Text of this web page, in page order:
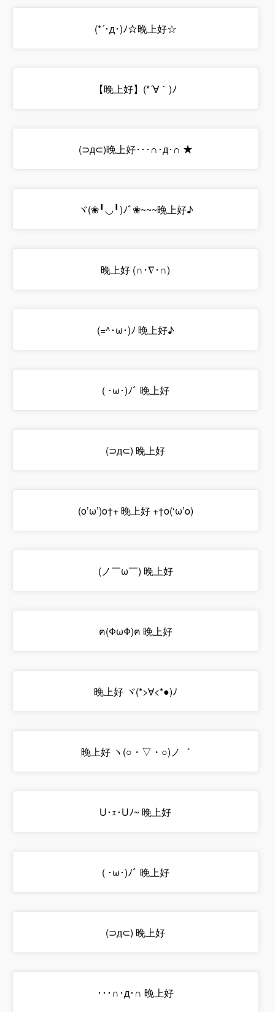
(*´･д･)ﾉ☆晚上好☆
【晚上好】(*´∀｀)ﾉ
(⊃д⊂)晚上好･･･∩･д･∩ ★
ヾ(❀╹◡╹)ﾉﾞ❀~~~晚上好♪
晚上好 (∩･∇･∩)
(=^･ω･)ﾉ 晚上好♪
( ･ω･)ﾉﾞ 晚上好
(⊃д⊂) 晚上好
(o’ω’)o†+ 晚上好 +†o(‘ω’o)
(ノ￣ω￣) 晚上好
ฅ(ΦωΦ)ฅ 晚上好
晚上好 ヾ(*>∀<*●)ﾉ
晚上好 ヽ(○・▽・○)ノ゛
U･ｪ･Uﾉ~ 晚上好
( ･ω･)ﾉﾞ 晚上好
(⊃д⊂) 晚上好
･･･∩･д･∩ 晚上好